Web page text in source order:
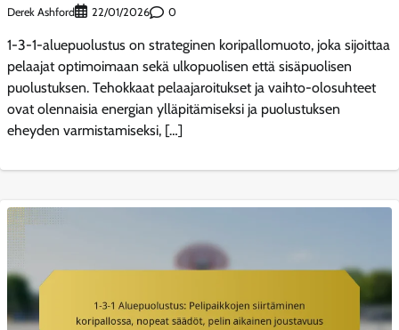
Derek Ashford 22/01/2026 0
1-3-1-aluepuolustus on strateginen koripallomuoto, joka sijoittaa
pelaajat optimoimaan sekä ulkopuolisen että sisäpuolisen
puolustuksen. Tehokkaat pelaajaroitukset ja vaihto-olosuhteet
ovat olennaisia energian ylläpitämiseksi ja puolustuksen
eheyden varmistamiseksi, […]